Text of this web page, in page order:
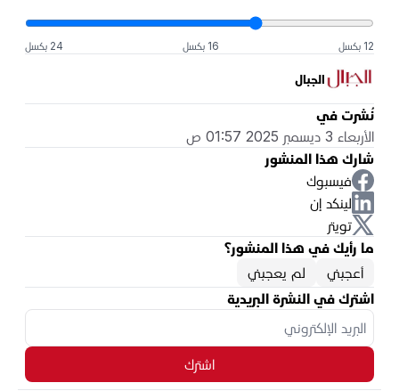
12 بكسل 16 بكسل 24 بكسل
الجبال
نُشرت في
الأربعاء 3 ديسمبر 2025 01:57 ص
شارك هذا المنشور
فيسبوك
لينكد إن
تويتر
ما رأيك في هذا المنشور؟
أعجبني
لم يعجبني
اشترك في النشرة البريدية
اشترك